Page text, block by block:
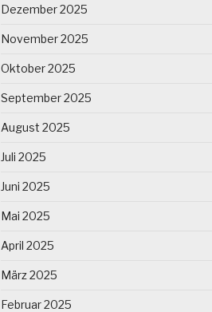
Dezember 2025
November 2025
Oktober 2025
September 2025
August 2025
Juli 2025
Juni 2025
Mai 2025
April 2025
März 2025
Februar 2025